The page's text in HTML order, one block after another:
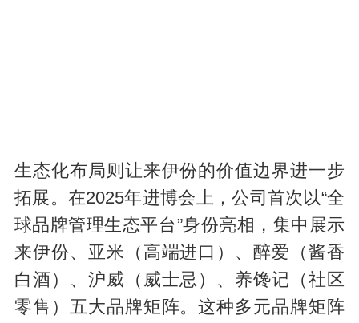
生态化布局则让来伊份的价值边界进一步
拓展。在2025年进博会上，公司首次以“全
球品牌管理生态平台”身份亮相，集中展示
来伊份、亚米（高端进口）、醉爱（酱香
白酒）、沪威（威士忌）、养馋记（社区
零售）五大品牌矩阵。这种多元品牌矩阵